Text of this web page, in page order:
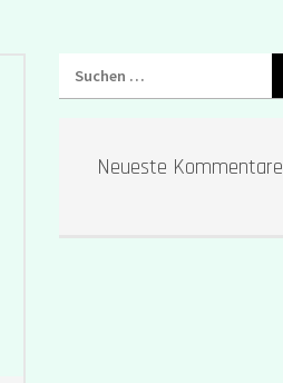
Neueste Kommentare